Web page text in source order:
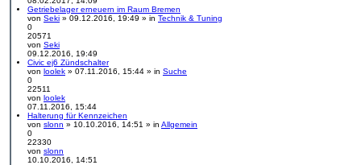
a
g
r
B
r
a
g
e
u
e
r
B
r
a
g
Getriebelager erneuern im Raum Bremen
von Seki » 09.12.2016, 19:49 » in Technik & Tuning
0
20571
von Seki
e
u
r
B
09.12.2016, 19:49
Civic ej6 Zündschalter
von loolek » 07.11.2016, 15:44 » in Suche
0
22511
von loolek
N
e
u
e
07.11.2016, 15:44
Halterung für Kennzeichen
von slonn » 10.10.2016, 14:51 » in Allgemein
0
22330
von slonn
N
10.10.2016, 14:51